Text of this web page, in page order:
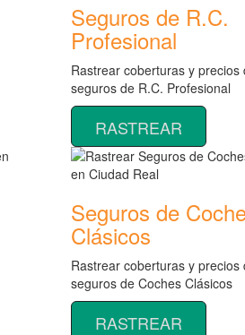
Seguros de R.C.
Profesional
Rastrear coberturas y precios
seguros de R.C. Profesional
RASTREAR
Seguros de
Clásicos
Rastrear coberturas y precios
seguros de Coches Clásicos
RASTREAR